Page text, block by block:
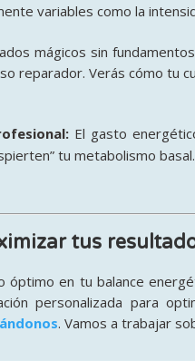
variables como la
mágicos sin
reparador. Verás cómo tu
El gasto
tu metabolismo
tus
óptimo en tu balance
personalizada para
.Vamos a trabajar